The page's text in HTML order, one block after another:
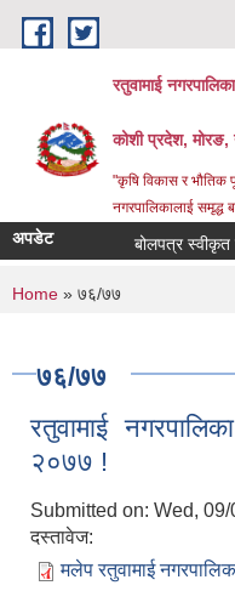
Skip to main content
रतुवामाई
कोशी प्रदेश, मोरङ,
"कृषि विकास र भौतिक
नगरपालिकालाई समृद्ध
अपडेट बोलपत्र स्वीकृत
You are here
Home » ७६/७७
७६/७७
रतुवामाई
२०७७ !
Submitted on: Wed, 09/
दस्तावेज:
मलेप रतुवामाई